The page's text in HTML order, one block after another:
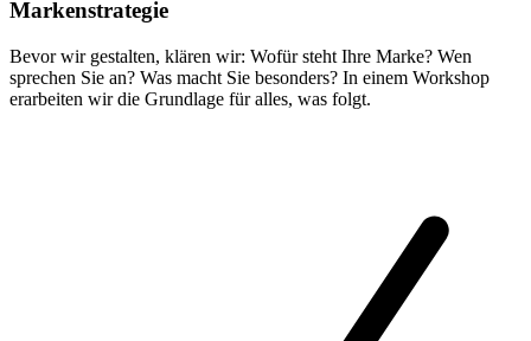
Markenstrategie
Bevor wir gestalten, klären wir: Wofür steht Ihre Marke? Wen
sprechen Sie an? Was macht Sie besonders? In einem Workshop
erarbeiten wir die Grundlage für alles, was folgt.